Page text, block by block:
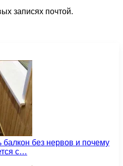
записях почтой.
балкон без нервов и почему
с…